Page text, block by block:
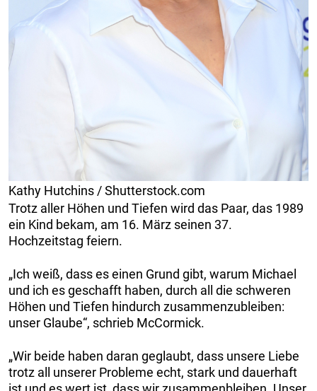
Kathy Hutchins / Shutterstock.com
Trotz aller Höhen und Tiefen wird das Paar, das 1989
ein Kind bekam, am 16. März seinen 37.
Hochzeitstag feiern.
„Ich weiß, dass es einen Grund gibt, warum Michael
und ich es geschafft haben, durch all die schweren
Höhen und Tiefen hindurch zusammenzubleiben:
unser Glaube“, schrieb McCormick.
„Wir beide haben daran geglaubt, dass unsere Liebe
trotz all unserer Probleme echt, stark und dauerhaft